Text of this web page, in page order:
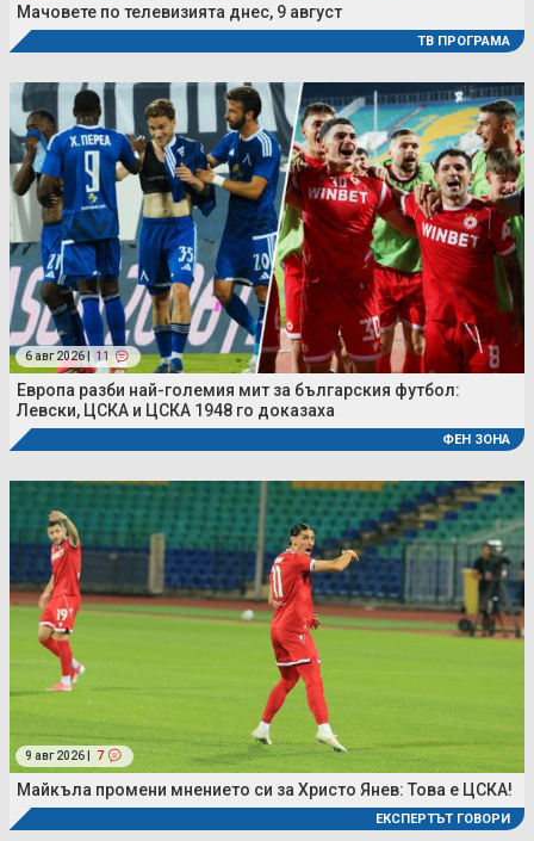
Мачовете по телевизията днес, 9 август
ТВ ПРОГРАМА
6 авг 2026 | 11
Европа разби най-големия мит за българския футбол:
Левски, ЦСКА и ЦСКА 1948 го доказаха
ФЕН ЗОНА
9 авг 2026 | 7
Майкъла промени мнението си за Христо Янев: Това е ЦСКА!
ЕКСПЕРТЪТ ГОВОРИ